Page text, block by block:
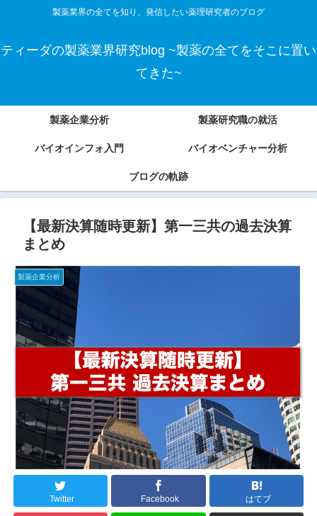
製薬業界の全てを知り、発信したい薬理研究者のブログ
ティーダの製薬業界研究blog ~製薬の全てをそこに置い
てきた~
製薬企業分析 製薬研究職の就活
バイオインフォ入門 バイオベンチャー分析
ブログの軌跡
【最新決算随時更新】第一三共の過去決算
まとめ
製薬企業分析
Twitter Facebook はてブ